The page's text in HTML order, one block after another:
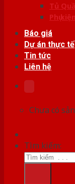
Tủ
Phụ
Báo giá
Dự án thực tế
Tin tức
Liên hệ
Chưa có
Tìm kiếm: